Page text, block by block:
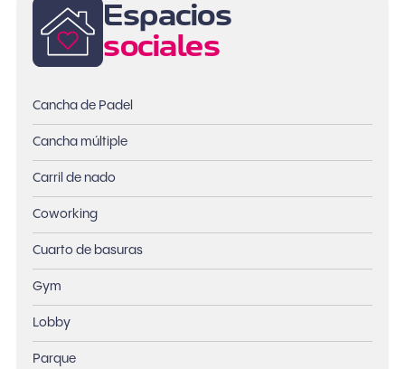
Espacios
sociales
Cancha de Padel
Cancha múltiple
Carril de nado
Coworking
Cuarto de basuras
Gym
Lobby
Parque